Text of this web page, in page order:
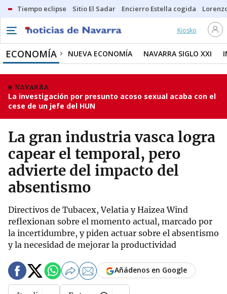
Tiempo eclipse Sitio El Sadar Encierro Estella cogida
Kiosko
ECONOMÍA NUEVA ECONOMÍA NAVARRA SIGLO XXI
NAVARRA
La investigación por presunto acoso sexual acaba con el
cese de un jefe del HUN
La gran industria vasca logra
capear el temporal, pero
advierte del impacto del
absentismo
Directivos de Tubacex, Velatia y Haizea Wind
reflexionan sobre el momento actual, marcado por
la incertidumbre, y piden actuar sobre el absentismo
y la necesidad de mejorar la productividad
Añádenos en Google